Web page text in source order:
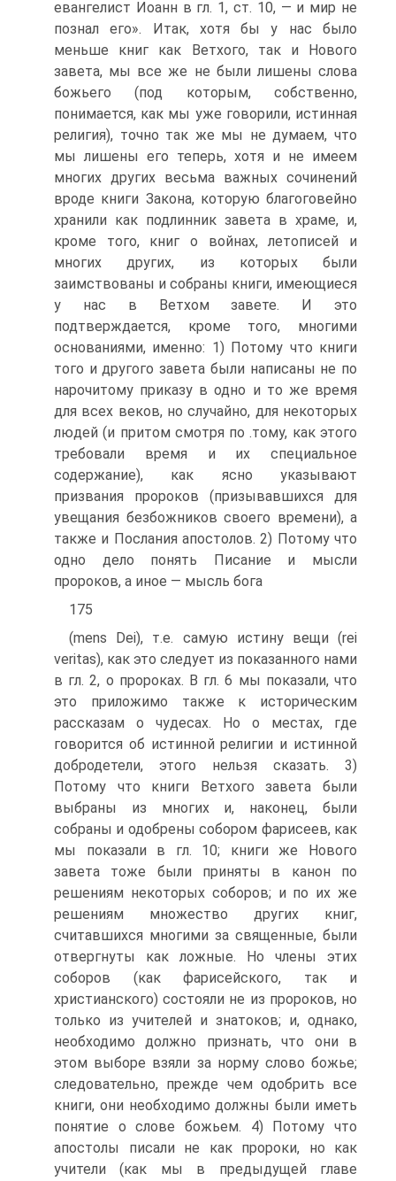
евангелист Иоанн в гл. 1, ст. 10, — и мир не
познал его». Итак, хотя бы у нас было
меньше книг как Ветхого, так и Нового
завета, мы все же не были лишены слова
божьего (под которым, собственно,
понимается, как мы уже говорили, истинная
религия), точно так же мы не думаем, что
мы лишены его теперь, хотя и не имеем
многих других весьма важных сочинений
вроде книги Закона, которую благоговейно
хранили как подлинник завета в храме, и,
кроме того, книг о войнах, летописей и
многих других, из которых были
заимствованы и собраны книги, имеющиеся
у нас в Ветхом завете. И это
подтверждается, кроме того, многими
основаниями, именно: 1) Потому что книги
того и другого завета были написаны не по
нарочитому приказу в одно и то же время
для всех веков, но случайно, для некоторых
людей (и притом смотря по .тому, как этого
требовали время и их специальное
содержание), как ясно указывают
призвания пророков (призывавшихся для
увещания безбожников своего времени), а
также и Послания апостолов. 2) Потому что
одно дело понять Писание и мысли
пророков, а иное — мысль бога
175
(mens Dei), т.е. самую истину вещи (rei
veritas), как это следует из показанного нами
в гл. 2, о пророках. В гл. 6 мы показали, что
это приложимо также к историческим
рассказам о чудесах. Но о местах, где
говорится об истинной религии и истинной
добродетели, этого нельзя сказать. 3)
Потому что книги Ветхого завета были
выбраны из многих и, наконец, были
собраны и одобрены собором фарисеев, как
мы показали в гл. 10; книги же Нового
завета тоже были приняты в канон по
решениям некоторых соборов; и по их же
решениям множество других книг,
считавшихся многими за священные, были
отвергнуты как ложные. Но члены этих
соборов (как фарисейского, так и
христианского) состояли не из пророков, но
только из учителей и знатоков; и, однако,
необходимо должно признать, что они в
этом выборе взяли за норму слово божье;
следовательно, прежде чем одобрить все
книги, они необходимо должны были иметь
понятие о слове божьем. 4) Потому что
апостолы писали не как пророки, но как
учители (как мы в предыдущей главе